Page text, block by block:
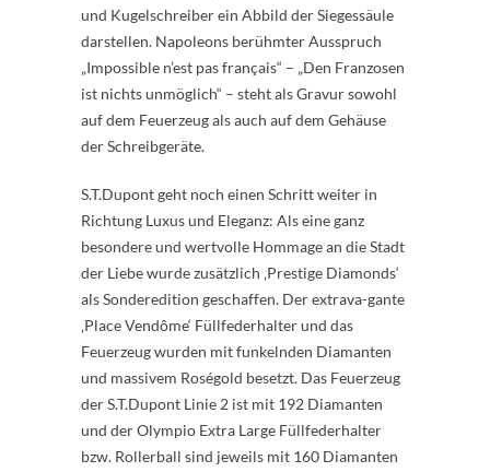
und Kugelschreiber ein Abbild der Siegessäule
darstellen. Napoleons berühmter Ausspruch
„Impossible n’est pas français“ – „Den Franzosen
ist nichts unmöglich“ – steht als Gravur sowohl
auf dem Feuerzeug als auch auf dem Gehäuse
der Schreibgeräte.
S.T.Dupont geht noch einen Schritt weiter in
Richtung Luxus und Eleganz: Als eine ganz
besondere und wertvolle Hommage an die Stadt
der Liebe wurde zusätzlich ‚Prestige Diamonds‘
als Sonderedition geschaffen. Der extrava-gante
‚Place Vendôme‘ Füllfederhalter und das
Feuerzeug wurden mit funkelnden Diamanten
und massivem Roségold besetzt. Das Feuerzeug
der S.T.Dupont Linie 2 ist mit 192 Diamanten
und der Olympio Extra Large Füllfederhalter
bzw. Rollerball sind jeweils mit 160 Diamanten